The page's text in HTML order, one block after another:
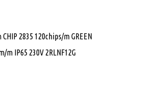
CHIP 2835 120chips/m GREEN
m IP65 230V 2RLNF12G